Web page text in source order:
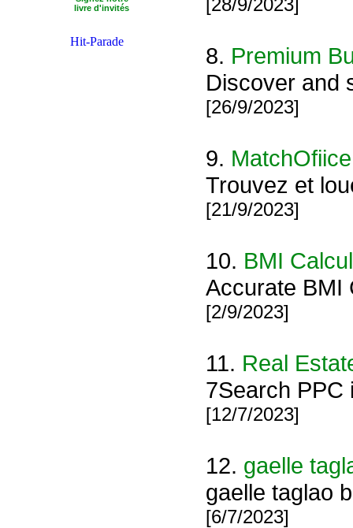
livre d'invités
[28/9/2023]
8. Premium
Discover and
[26/9/2023]
9.
Trouvez et
[21/9/2023]
10. BMI
Accurate BMI
[2/9/2023]
11. Real
7Search PPC
[12/7/2023]
12. gaelle
gaelle taglao
[6/7/2023]